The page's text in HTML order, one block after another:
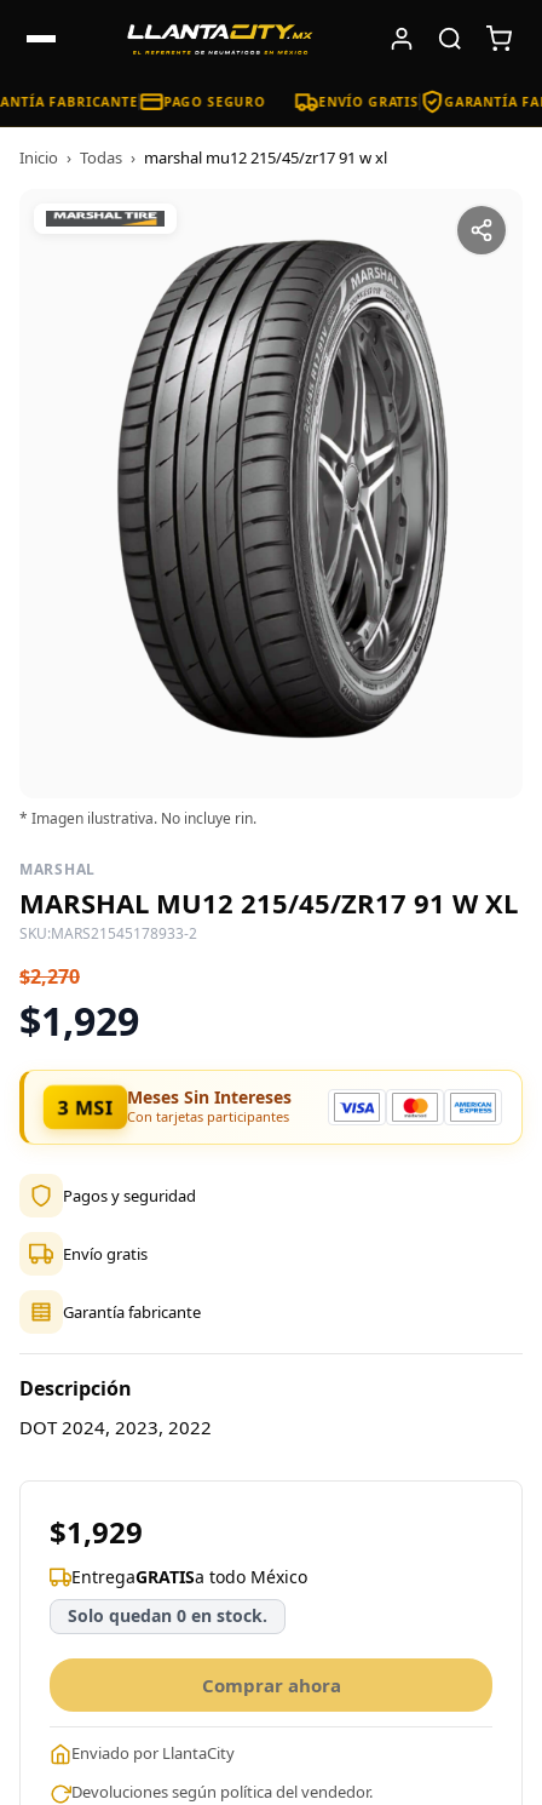
FABRICANTE PAGO SEGURO ENVÍO GRATIS GARANTÍA
Inicio › Todas › marshal mu12 215/45/zr17 91 w xl
* Imagen ilustrativa. No incluye rin.
MARSHAL
MARSHAL MU12 215/45/ZR17 91 W XL
SKU:MARS21545178933-2
$2,270
$1,929
3 MSI Meses Sin Intereses
Con tarjetas participantes
Pagos y seguridad
Envío gratis
Garantía fabricante
Descripción
DOT 2024, 2023, 2022
$1,929
EntregaGRATISa todo México
Solo quedan 0 en stock.
Comprar ahora
Enviado por LlantaCity
Devoluciones según política del vendedor.